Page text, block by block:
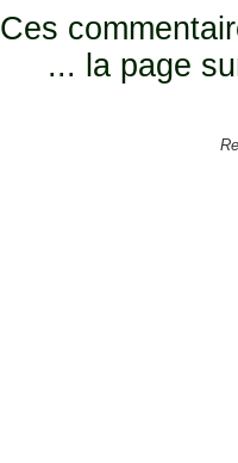
Ces
... la page